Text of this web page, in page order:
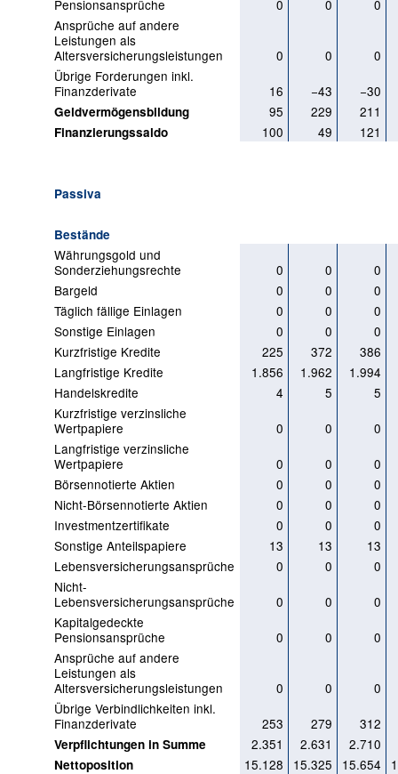
Pensionsansprüche
0 0
0
Ansprüche auf andere
Leistungen als
Altersversicherungsleistungen
0 0
0
Übrige Forderungen inkl.
Finanzderivate
16 −43 −30
Geldvermögensbildung 95 229 211
Finanzierungssaldo 100 49 121
Passiva
Bestände
Währungsgold und
Sonderziehungsrechte
0 0
0
Bargeld
0 0
0
Täglich fällige Einlagen
0 0
0
Sonstige Einlagen
0 0
0
Kurzfristige Kredite
225 372
386
Langfristige Kredite
1.856 1.962
1.994
Handelskredite
4 5
5
Kurzfristige verzinsliche
Wertpapiere
0 0
0
Langfristige verzinsliche
Wertpapiere
0 0
0
Börsennotierte Aktien
0 0
0
Nicht-Börsennotierte Aktien
0 0
0
Investmentzertifikate
0 0
0
Sonstige Anteilspapiere
13 13
13
Lebensversicherungsansprüche
0 0
0
Nicht-
Lebensversicherungsansprüche
0 0
0
Kapitalgedeckte
Pensionsansprüche
0 0
0
Ansprüche auf andere
Leistungen als
Altersversicherungsleistungen
0 0
0
Übrige Verbindlichkeiten inkl.
Finanzderivate
253 279 312
Verpflichtungen in Summe 2.351 2.631 2.710
Nettoposition 15.128 15.325 15.654